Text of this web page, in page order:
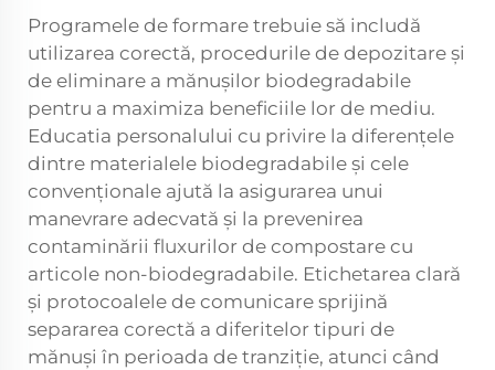
Programele de formare trebuie să includă
utilizarea corectă, procedurile de depozitare și
de eliminare a mănușilor biodegradabile
pentru a maximiza beneficiile lor de mediu.
Educatia personalului cu privire la diferențele
dintre materialele biodegradabile și cele
convenționale ajută la asigurarea unui
manevrare adecvată și la prevenirea
contaminării fluxurilor de compostare cu
articole non-biodegradabile. Etichetarea clară
și protocoalele de comunicare sprijină
separarea corectă a diferitelor tipuri de
mănuși în perioada de tranziție, atunci când